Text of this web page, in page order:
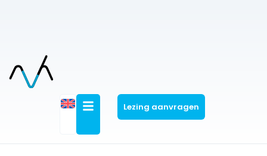
Lezing aanvragen